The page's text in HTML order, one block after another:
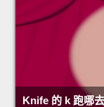
Knife 的 k 跑哪